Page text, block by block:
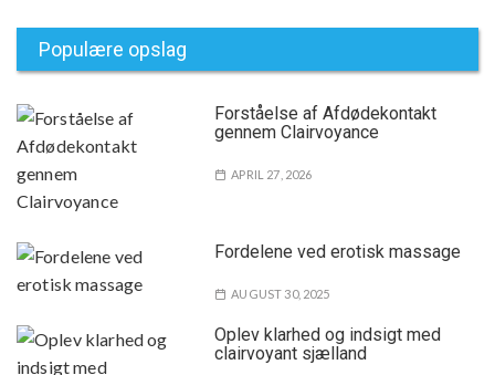
Populære opslag
Forståelse af Afdødekontakt
gennem Clairvoyance
APRIL 27, 2026
Fordelene ved erotisk massage
AUGUST 30, 2025
Oplev klarhed og indsigt med
clairvoyant sjælland